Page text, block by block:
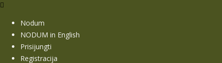
Nodum
NODUM in English
Prisijungti
Registracija